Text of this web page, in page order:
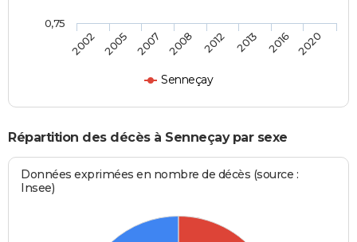
Senneçay
2002 2005 2007 2008 2012 2013 2016 2020
0,75
Répartition des décès à Senneçay par sexe
Données exprimées en nombre de décès (source :
Insee)